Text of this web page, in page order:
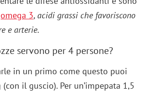
omega 3,acidi grassi che favoriscono
e arterie.
servono per 4 persone?
in un primo come questo puoi
il guscio). Per un’impepata 1,5